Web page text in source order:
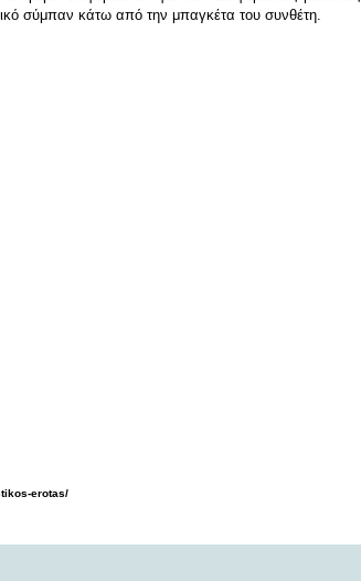
σύμπαν κάτω από την μπαγκέτα του συνθέτη.
erotas/